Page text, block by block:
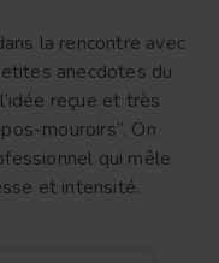
la rencontre avec
anecdotes du
reçue et très
mouroirs”. On
qui mêle
et intensité.